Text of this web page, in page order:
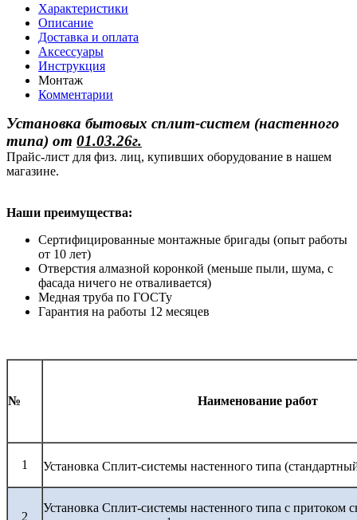
Характеристики
Описание
Доставка и оплата
Аксессуары
Инструкция
Монтаж
Комментарии
Установка бытовых сплит-систем (настенного
типа) от 01.03.26г.
Прайс-лист для физ. лиц, купивших оборудование в нашем
магазине.
Наши преимущества:
Сертифицированные монтажные бригады (опыт работы
от 10 лет)
Отверстия алмазной коронкой (меньше пыли, шума, с
фасада ничего не отваливается)
Медная труба по ГОСТу
Гарантия на работы 12 месяцев
№ Наименование работ
1 Установка Сплит-системы настенного типа
2
Установка Сплит-системы настенного типа с притоком